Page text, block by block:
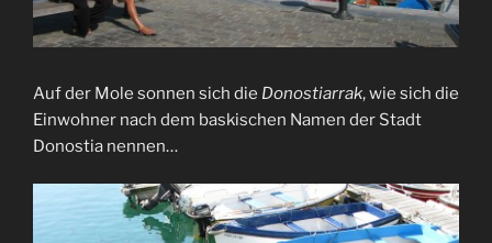
Auf der Mole sonnen sich die Donostiarrak, wie sich die
Einwohner nach dem baskischen Namen der Stadt
Donostia nennen…